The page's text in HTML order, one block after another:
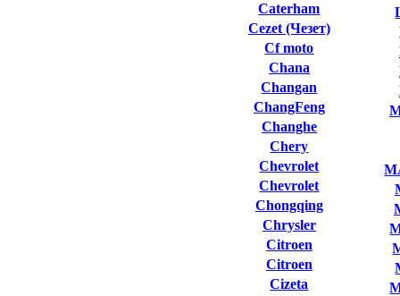
Caterham
Cezet (Чезет)
Cf moto
Chana
Changan
ChangFeng
Changhe
Chery
Chevrolet
Chevrolet
Chongqing
Chrysler
Citroen
Citroen
Cizeta